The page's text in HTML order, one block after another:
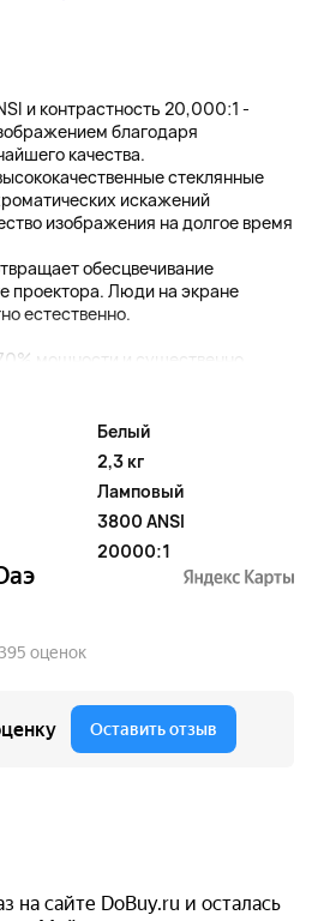
и контрастность 20,000:1 -
благодаря
качества.
стеклянные
искажений
изображения на долгое время
обесцвечивание
проектора. Люди на экране
естественно.
мощности и существенно ...
Белый
2,3 кг
Ламповый
3800 ANSI
20000:1